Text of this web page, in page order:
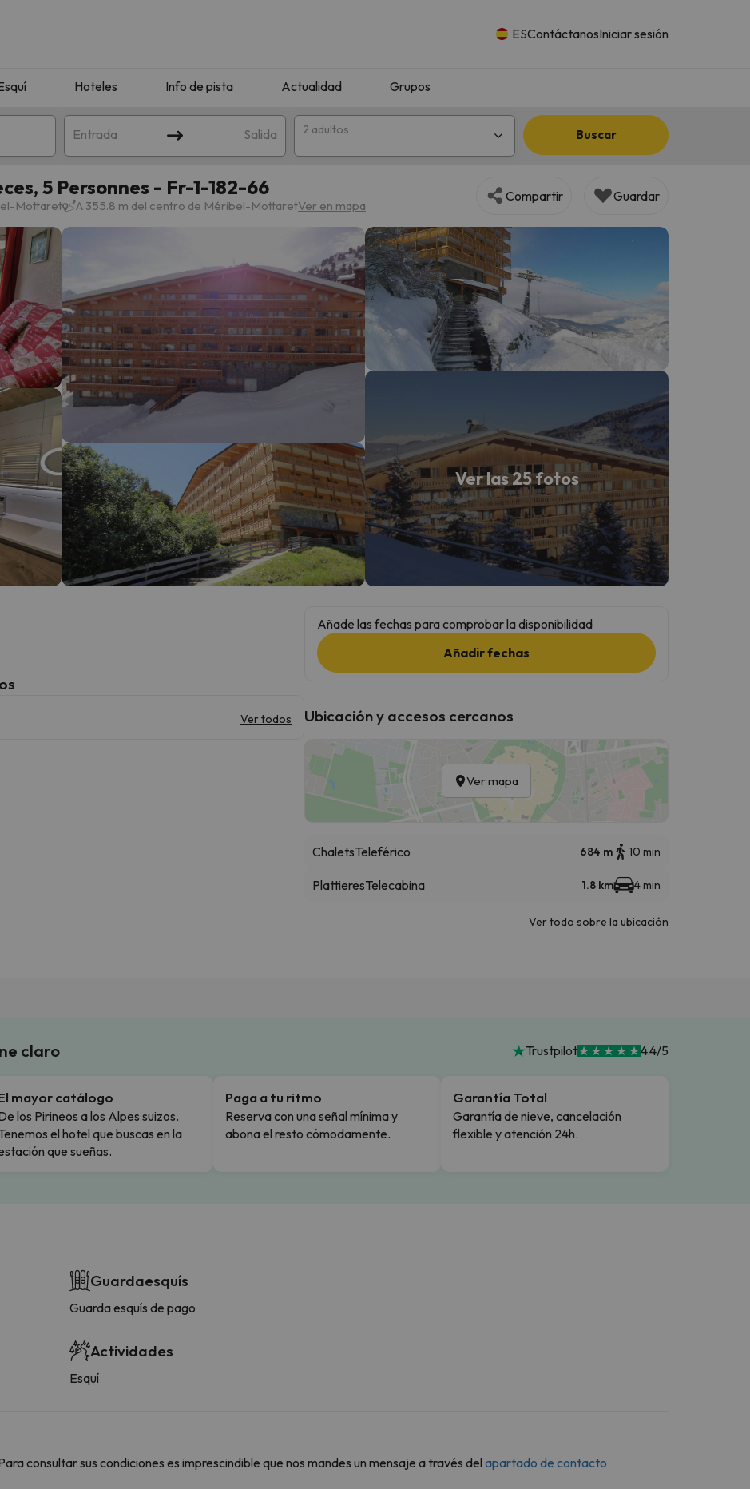
ESContáctanosIniciar sesión
Hoteles Info de pista Actualidad Grupos
Entrada Salida 2 adultos Buscar
que coincida con tu búsqueda. Prueba a modificar el destino.
el norte. En cuanto encuentre su brújula vuelve.
5 Personnes - Fr-1-182-66
Mottaret A 355.8 m del centro de Méribel-MottaretVer en mapa
Compartir Guardar
Ver las 25 fotos
Ver todos
Añade las fechas para comprobar la disponibilidad
Añadir fechas
Ubicación y accesos cercanos
Ver mapa
ChaletsTeleférico 684 m 10 min
PlattieresTelecabina 1.8 km 4 min
Ver todo sobre la ubicación
claro Trustpilot 4.4/5
mayor catálogo
los Pirineos a los Alpes suizos.
el hotel que buscas en la
que sueñas.
Paga a tu ritmo
Reserva con una señal mínima y
abona el resto cómodamente.
Garantía Total
Garantía de nieve, cancelación
flexible y atención 24h.
Guardaesquís
Guarda esquís de pago
Actividades
Esquí
consultar sus condiciones es imprescindible que nos mandes un mensaje a través del apartado de contacto